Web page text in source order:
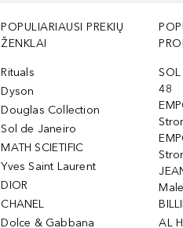
POPULIARIAUSI PREKIŲ
ŽENKLAI
Rituals
Dyson
Douglas Collection
Sol de Janeiro
MATH SCIETIFIC
Yves Saint Laurent
DIOR
CHANEL
Dolce & Gabbana
48
AL